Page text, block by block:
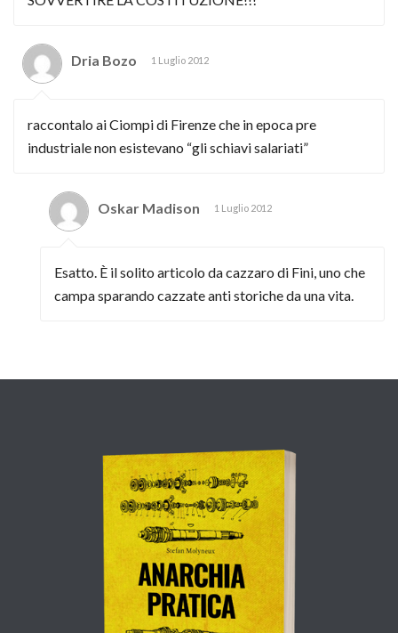
Dria Bozo 1 Luglio 2012
raccontalo ai Ciompi di Firenze che in epoca pre
industriale non esistevano “gli schiavi salariati”
Oskar Madison 1 Luglio 2012
Esatto. È il solito articolo da cazzaro di Fini, uno che
campa sparando cazzate anti storiche da una vita.